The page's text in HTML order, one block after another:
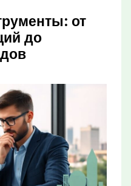
от
до